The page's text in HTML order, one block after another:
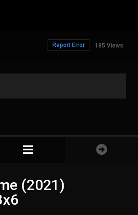
185 Views
Report Error
(2021)